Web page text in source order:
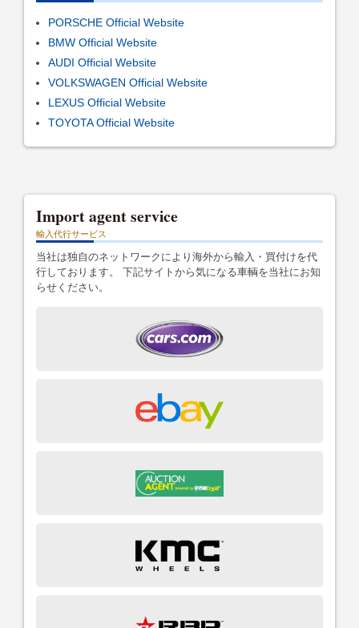
PORSCHE Official Website
BMW Official Website
AUDI Official Website
VOLKSWAGEN Official Website
LEXUS Official Website
TOYOTA Official Website
Import agent service
輸入代行サービス
当社は独自のネットワークにより海外から輸入・買付けを代
行しております。 下記サイトから気になる車輌を当社にお知
らせください。